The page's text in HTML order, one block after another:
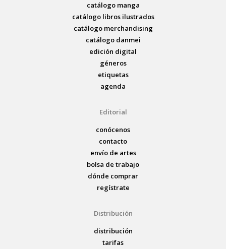
catálogo manga
catálogo libros ilustrados
catálogo merchandising
catálogo danmei
edición digital
géneros
etiquetas
agenda
Editorial
conócenos
contacto
envío de artes
bolsa de trabajo
dónde comprar
regístrate
Distribución
distribución
tarifas